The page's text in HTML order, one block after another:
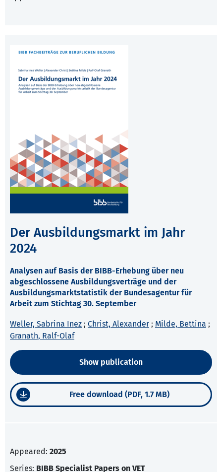
Der Ausbildungsmarkt im Jahr
2024
Analysen auf Basis der BIBB-Erhebung über neu
abgeschlossene Ausbildungsverträge und der
Ausbildungsmarktstatistik der Bundesagentur für
Arbeit zum Stichtag 30. September
Weller, Sabrina Inez ; Christ, Alexander ; Milde, Bettina ;
Granath, Ralf-Olaf
Show publication
Free download (PDF, 1.7 MB)
Appeared: 2025
Series: BIBB Specialist Papers on VET